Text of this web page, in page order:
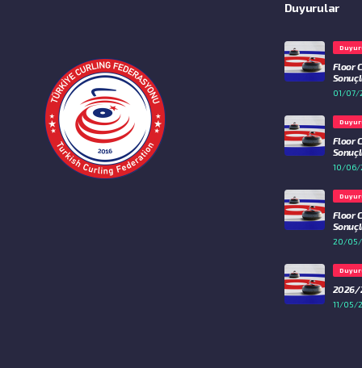
Duyurular
Floor
01/07/
Floor
10/06/
Floor
20/05/
2026/
11/05/